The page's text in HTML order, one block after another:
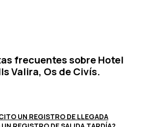
frecuentes sobre Hotel
Valira, Os de Civís.
UN REGISTRO DE LLEGADA